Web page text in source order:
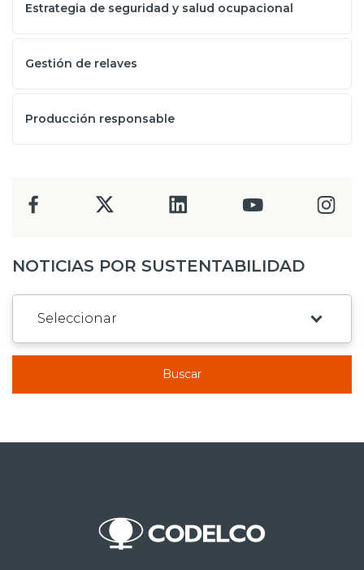
Estrategia de seguridad y salud ocupacional
Gestión de relaves
Producción responsable
NOTICIAS POR SUSTENTABILIDAD
Buscar